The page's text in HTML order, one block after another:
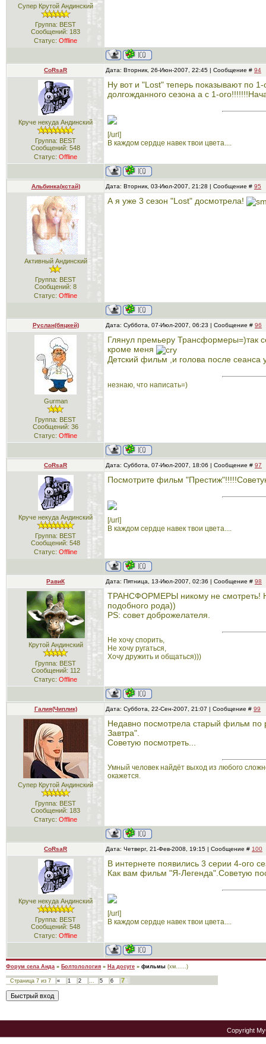
Супер Крутой Андинский
Группа: BEST
Сообщений: 183
Статус: Offline
CoRsaR Дата: Вторник, 26-Июн-2007, 22:45 | Сообщение # 94
Круче некуда Андинский
Группа: BEST
Сообщений: 548
Статус: Offline
Ну вот и "Lost" теперь показывают по
долгожданного сезона а с 1-
[/url]
В каждом сердце навек твои цвета....
Альбинка(кстай) Дата: Вторник, 03-Июл-2007, 21:28 | Сообщение # 95
Активный Андинский
Группа: BEST
Сообщений: 8
Статус: Offline
А я уже 3 сезон "Lost" досмотрела!
Руслан(бяцкей) Дата: Суббота, 07-Июл-2007, 06:23 | Сообщение # 96
Gurman
Группа: BEST
Сообщений: 36
Статус: Offline
Глянул премьеру Трансформеры=)так
кроме меня
Детский фильм ,и голова после сеанса
незнаю, что написать=)
CoRsaR Дата: Суббота, 07-Июл-2007, 18:06 | Сообщение # 97
Круче некуда Андинский
Группа: BEST
Сообщений: 548
Статус: Offline
Посмотрите фильм
[/url]
В каждом сердце навек твои цвета....
РавиК Дата: Пятница, 13-Июл-2007, 02:36 | Сообщение # 98
Крутой Андинский
Группа: BEST
Сообщений: 112
Статус: Offline
ТРАНСФОРМЕРЫ никому не смотреть!
подобного рода))
PS: совет доброжелателя.
Не хочу спорить,
Не хочу ругаться,
Хочу дружить и общаться)))
Галия(Чиплик) Дата: Суббота, 22-Сен-2007, 21:07 | Сообщение # 99
Супер Крутой Андинский
Группа: BEST
Сообщений: 183
Статус: Offline
Недавно посмотрела старый фильм
Завтра".
Советую посмотреть...
Умный человек найдёт выход из любого
окажется.
CoRsaR Дата: Четверг, 21-Фев-2008, 19:15 | Сообщение # 100
Круче некуда Андинский
Группа: BEST
Сообщений: 548
Статус: Offline
В интернете появились 3 серии 4-ого
Как вам фильм "Я-Легенда".Советую
[/url]
В каждом сердце навек твои цвета....
Форум села Анда » Болтолология » На досуге » фильмы (хм......)
Страница 7 из 7 « 1 2 … 5 6 7
Copyright